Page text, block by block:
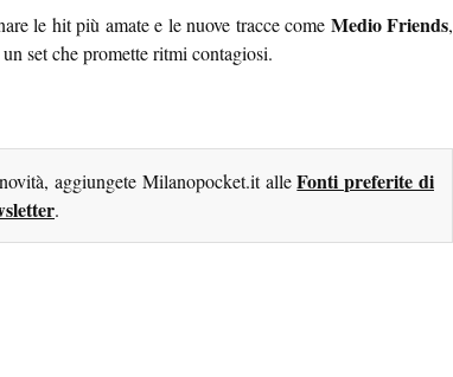
le hit più amate e le nuove tracce come Medio Friends,
set che promette ritmi contagiosi.
aggiungete Milanopocket.it alleFonti preferite di
.